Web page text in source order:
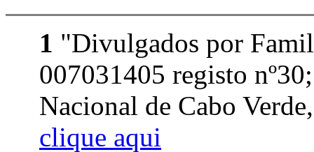
1 "Divulgados por
007031405 registo
Nacional de Cabo
clique aqui